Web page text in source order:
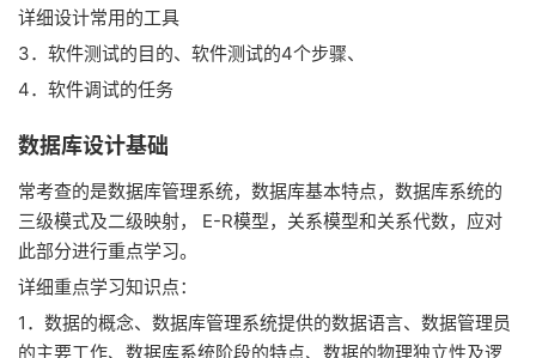
详细设计常用的工具
3．软件测试的目的、软件测试的4个步骤、
4．软件调试的任务
数据库设计基础
常考查的是数据库管理系统，数据库基本特点，数据库系统的
三级模式及二级映射， E-R模型，关系模型和关系代数，应对
此部分进行重点学习。
详细重点学习知识点：
1．数据的概念、数据库管理系统提供的数据语言、数据管理员
的主要工作、数据库系统阶段的特点、数据的物理独立性及逻